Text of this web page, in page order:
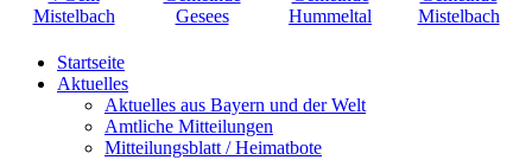
Startseite
Aktuelles
Aktuelles aus Bayern und der Welt
Amtliche Mitteilungen
Mitteilungsblatt / Heimatbote